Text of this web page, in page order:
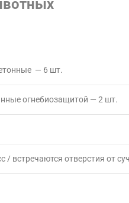
— 6 шт.
огнебиозащитой — 2 шт.
/ встречаются отверстия от